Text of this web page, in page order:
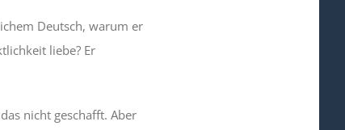
Deutsch, warum er
liebe? Er
nicht geschafft. Aber